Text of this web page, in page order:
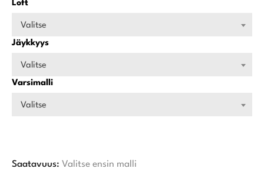
Loft
Valitse
Jäykkyys
Valitse
Varsimalli
Valitse
Saatavuus: Valitse ensin malli